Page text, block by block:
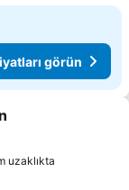
görün
uzaklıkta